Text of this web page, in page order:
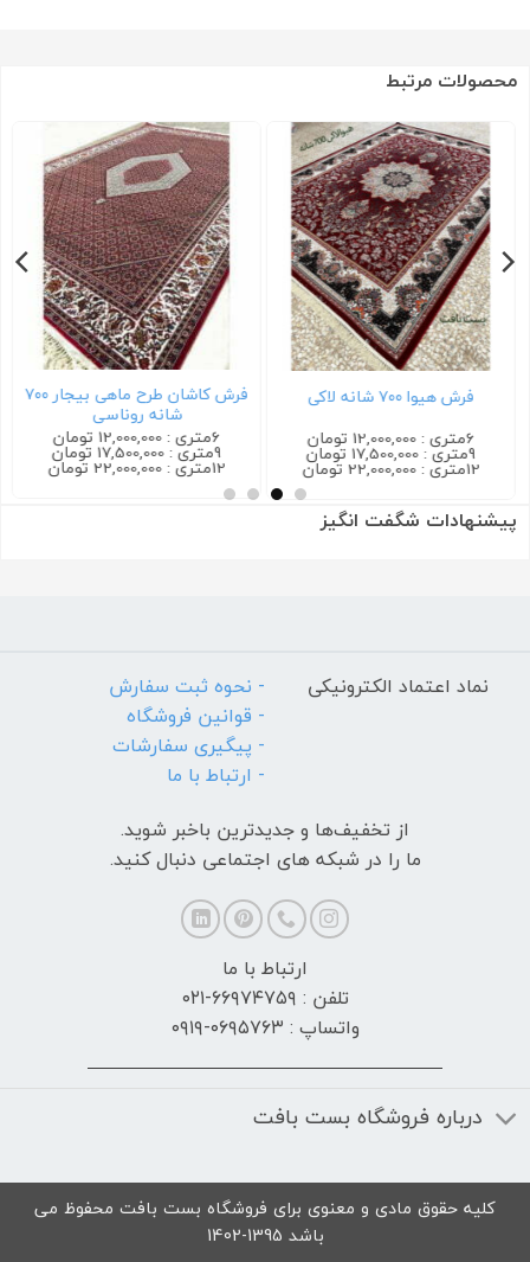
محصولات مرتبط
فرش هیوا ۷۰۰ شانه لاکی
6متری : 12,000,000 تومان
9متری : 17,500,000 تومان
12متری : 22,000,000 تومان
فرش کاشان طرح ماهی بیجار ۷۰۰
شانه روناسی
6متری : 12,000,000 تومان
9متری : 17,500,000 تومان
12متری : 22,000,000 تومان
پیشنهادات شگفت انگیز
نماد اعتماد الکترونیکی
- نحوه ثبت سفارش
- قوانین فروشگاه
- پیگیری سفارشات
- ارتباط با ما
از تخفیف‌ها و جدیدترین‌ باخبر شوید.
ما را در شبکه های اجتماعی دنبال کنید.
ارتباط با ما
تلفن : ۶۶۹۷۴۷۵۹-۰۲۱
واتساپ : ۰۶۹۵۷۶۳-۰۹۱۹
درباره فروشگاه بست بافت
کلیه حقوق مادی و معنوی برای فروشگاه بست بافت محفوظ می
باشد 1395-1402